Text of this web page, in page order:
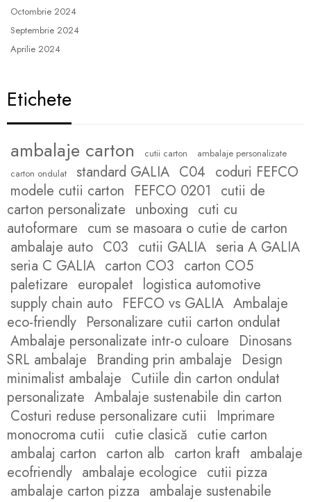
Octombrie 2024
Septembrie 2024
Aprilie 2024
Etichete
ambalaje carton cutii carton
ambalaje personalizate
carton ondulat
standard GALIA C04 coduri FEFCO
modele cutii carton FEFCO 0201 cutii de
carton personalizate unboxing cuti cu
autoformare cum se masoara o cutie de carton
ambalaje auto C03 cutii GALIA seria A GALIA
seria C GALIA carton CO3 carton CO5
paletizare europalet logistica automotive
supply chain auto FEFCO vs GALIA Ambalaje
eco-friendly Personalizare cutii carton ondulat
Ambalaje personalizate intr-o culoare Dinosans
SRL ambalaje Branding prin ambalaje Design
minimalist ambalaje Cutiile din carton ondulat
personalizate Ambalaje sustenabile din carton
Costuri reduse personalizare cutii
Imprimare
monocroma cutii cutie clasică cutie carton
ambalaj carton carton alb carton kraft ambalaje
ecofriendly ambalaje ecologice cutii pizza
ambalaje carton pizza ambalaje sustenabile